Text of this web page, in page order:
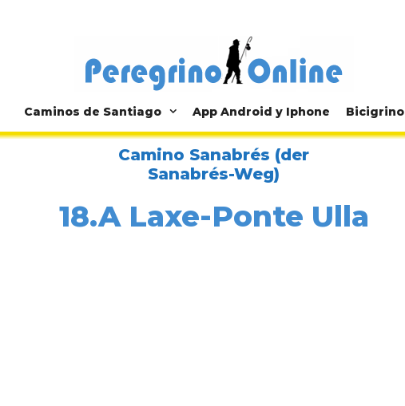
Caminos de Santiago App Android y Iphone Bicigrino
Camino Sanabrés (der
Sanabrés-Weg)
18.A Laxe-Ponte Ulla